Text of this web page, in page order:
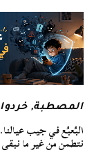
المصطبة,
البُعبُع في جيب
نتطمن من غير ما